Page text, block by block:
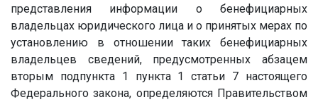
представления информации о бенефициарных
владельцах юридического лица и о принятых мерах по
установлению в отношении таких бенефициарных
владельцев сведений, предусмотренных абзацем
вторым подпункта 1 пункта 1 статьи 7 настоящего
Федерального закона, определяются Правительством